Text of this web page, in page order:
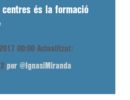
és la formació
00:00 Actualitzat:
per @IgnasiMiranda